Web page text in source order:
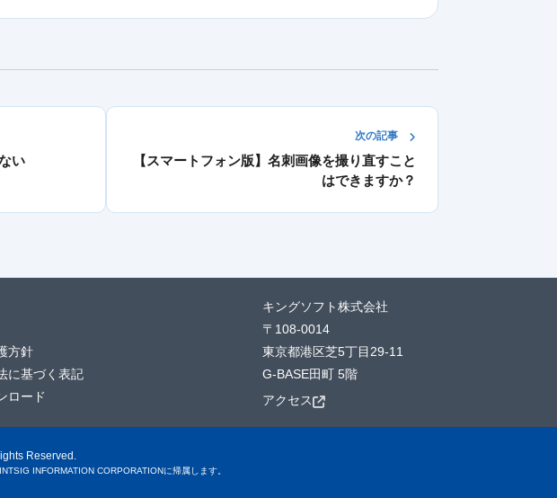
い
次の記事
【スマートフォン版】名刺画像を撮り直すこと
はできますか？
方針
に基づく表記
ロード
キングソフト株式会社
〒108-0014
東京都港区芝5丁目29-11
G-BASE田町 5階
アクセス
Reserved.
INFORMATION CORPORATIONに帰属します。